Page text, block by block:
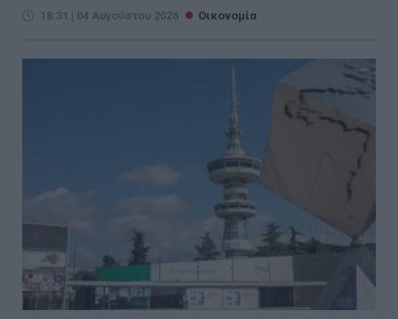
18:31 | 04 Αυγούστου 2026 Οικονομία